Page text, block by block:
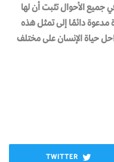
جميع الأحوال تثبت أن لها
دائمًا إلى تمثل هذه
حياة الإنسان على مختلف
TWITTER